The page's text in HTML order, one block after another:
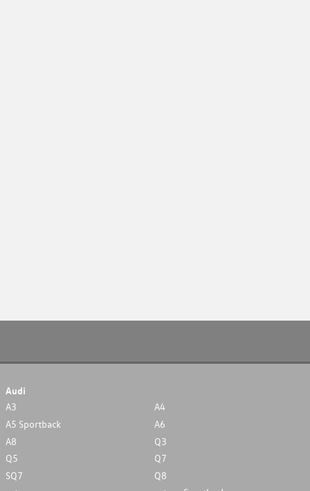
Audi
A3
A4
A5 Sportback
A6
A8
Q3
Q5
Q7
SQ7
Q8